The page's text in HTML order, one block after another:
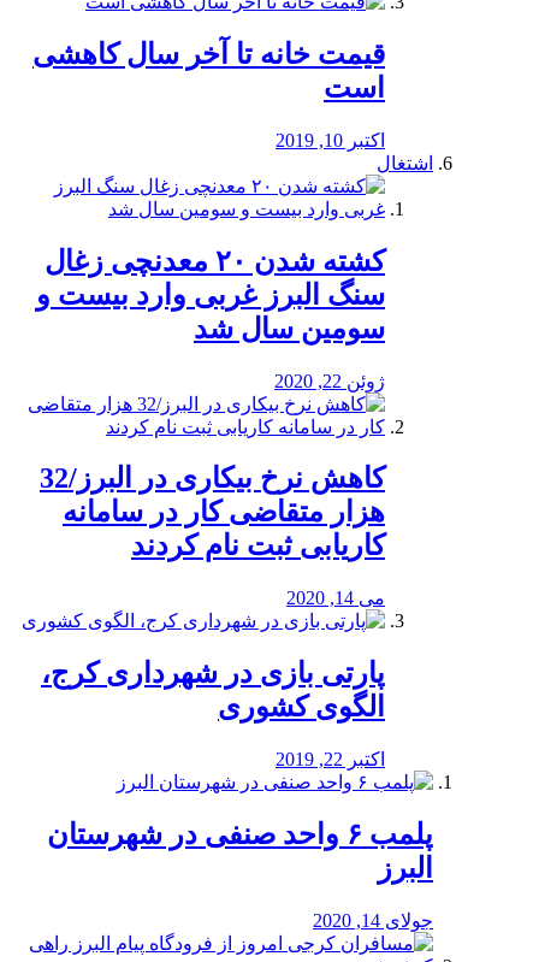
قیمت خانه تا آخر سال کاهشی
است
اکتبر 10, 2019
اشتغال
کشته شدن ۲۰ معدنچی زغال
سنگ البرز غربی وارد بیست و
سومین سال شد
ژوئن 22, 2020
کاهش نرخ بیکاری در البرز/32
هزار متقاضی کار در سامانه
کاریابی ثبت نام کردند
می 14, 2020
پارتی بازی در شهرداری کرج،
الگوی کشوری
اکتبر 22, 2019
پلمب ۶ واحد صنفی در شهرستان
البرز
جولای 14, 2020